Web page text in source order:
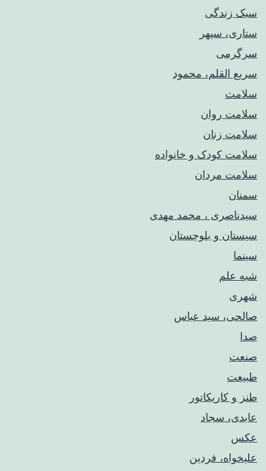
سبک زندگی
ستاری، سپهر
سرگرمی
سریع القلم، محمود
سلامت
سلامت روان
سلامت زنان
سلامت کودک‌ و خانواده
سلامت مردان
سمنان
سیدناصری ، محمد مهدی
سیستان و بلوچستان
سینما
شبه علم
شهری
صالحی، سید عباس
صدا
صنعت
طبیعت
طنز و کاریکاتور
عابدی، سجاد
عکس
علیخواه، فردین